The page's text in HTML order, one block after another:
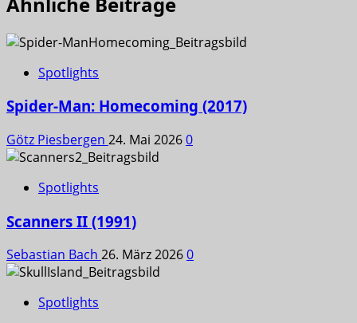
Spotlights
Spider-Man: Homecoming (2017)
Götz Piesbergen 24. Mai 20260
Spotlights
Scanners II (1991)
Sebastian Bach 26. März 20260
Spotlights